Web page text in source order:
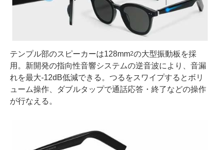
テンプル部のスピーカーは128mm2の大型振動板を採
用。新開発の指向性音響システムの逆音波により、音漏
れを最大-12dB低減できる。つるをスワイプするとボリ
ューム操作、ダブルタップで通話応答・終了などの操作
が行なえる。